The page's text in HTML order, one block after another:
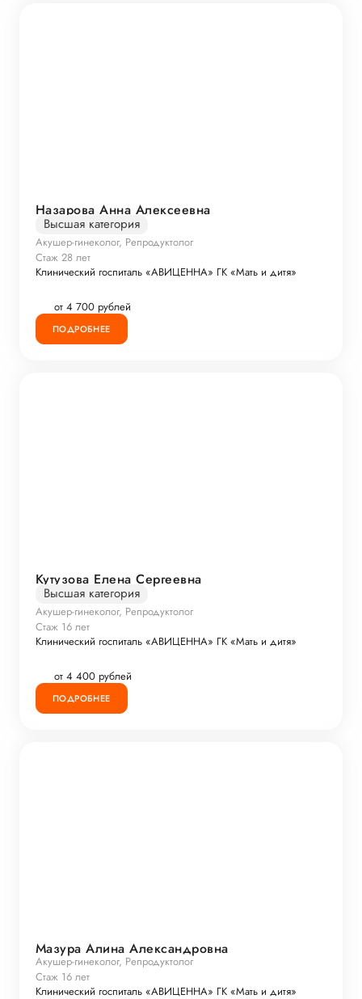
Назарова Анна Алексеевна
Высшая категория
Акушер-гинеколог, Репродуктолог
Стаж 28 лет
Клинический госпиталь «АВИЦЕННА» ГК «Мать и дитя»
от 4 700 рублей
ПОДРОБНЕЕ
Кутузова Елена Сергеевна
Высшая категория
Акушер-гинеколог, Репродуктолог
Стаж 16 лет
Клинический госпиталь «АВИЦЕННА» ГК «Мать и дитя»
от 4 400 рублей
ПОДРОБНЕЕ
Мазура Алина Александровна
Акушер-гинеколог, Репродуктолог
Стаж 16 лет
Клинический госпиталь «АВИЦЕННА» ГК «Мать и дитя»